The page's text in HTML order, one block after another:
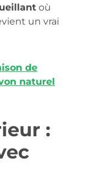
où
un vrai
de
naturel
: